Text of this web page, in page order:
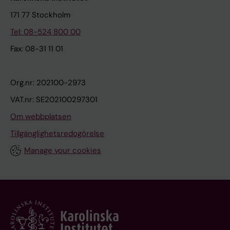
171 77 Stockholm
Tel: 08-524 800 00
Fax: 08-31 11 01
Org.nr: 202100-2973
VAT.nr: SE202100297301
Om webbplatsen
Tillgänglighetsredogörelse
Manage your cookies